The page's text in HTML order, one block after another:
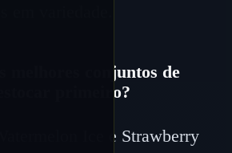
melhores conjuntos de
primeiro?
Ice e Strawberry